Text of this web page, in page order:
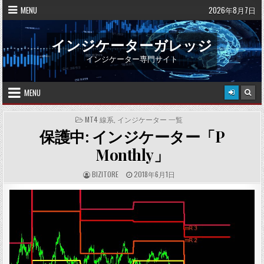
Skip
to
content
MENU 2026年8月7日
インジケーターガレッジ
インジケーター専門サイト
MENU
POSTED
IN
MT4 線系 インジケーター 一覧
保護中: インジケーター「P
Monthly」
A
U
T
R
BIZITORE P
U
B
I
S
E
A
T
E
2018年6月1日